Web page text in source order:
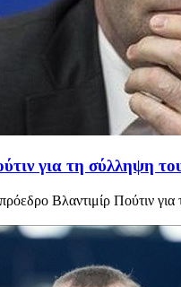
για τη σύλληψη
Βλαντιμίρ Πούτιν για